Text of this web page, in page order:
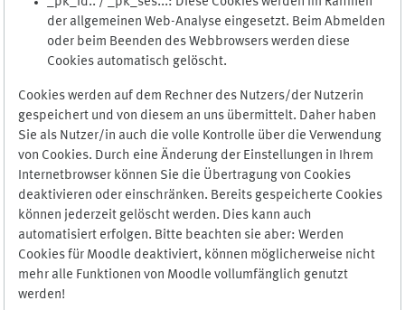
der allgemeinen Web-Analyse eingesetzt. Beim Abmelden
oder beim Beenden des Webbrowsers werden diese
Cookies automatisch gelöscht.
Cookies werden auf dem Rechner des Nutzers/der Nutzerin
gespeichert und von diesem an uns übermittelt. Daher haben
Sie als Nutzer/in auch die volle Kontrolle über die Verwendung
von Cookies. Durch eine Änderung der Einstellungen in Ihrem
Internetbrowser können Sie die Übertragung von Cookies
deaktivieren oder einschränken. Bereits gespeicherte Cookies
können jederzeit gelöscht werden. Dies kann auch
automatisiert erfolgen. Bitte beachten sie aber: Werden
Cookies für Moodle deaktiviert, können möglicherweise nicht
mehr alle Funktionen von Moodle vollumfänglich genutzt
werden!